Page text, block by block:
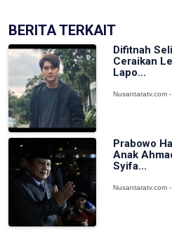
BERITA TERKAIT
Difitnah
Ceraikan
Lapo...
Nusantaratv.com
Prabowo
Anak
Syifa...
Nusantaratv.com